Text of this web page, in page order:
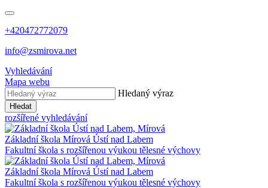
+420472772079
info@zsmirova.net
Vyhledávání
Mapa webu
Hledaný výraz
Hledat
rozšířené vyhledávání
Základní škola Mírová Ústí nad Labem
Fakultní škola s rozšířenou výukou tělesné výchovy
Základní škola Mírová Ústí nad Labem
Fakultní škola s rozšířenou výukou tělesné výchovy